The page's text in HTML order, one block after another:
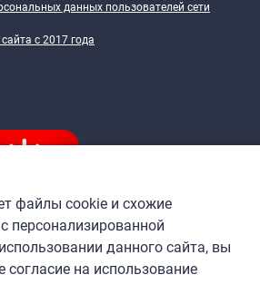
данных пользователей сети
c 2017 года
файлы cookie и схожие
персонализированной
данного сайта, вы
согласие на использование